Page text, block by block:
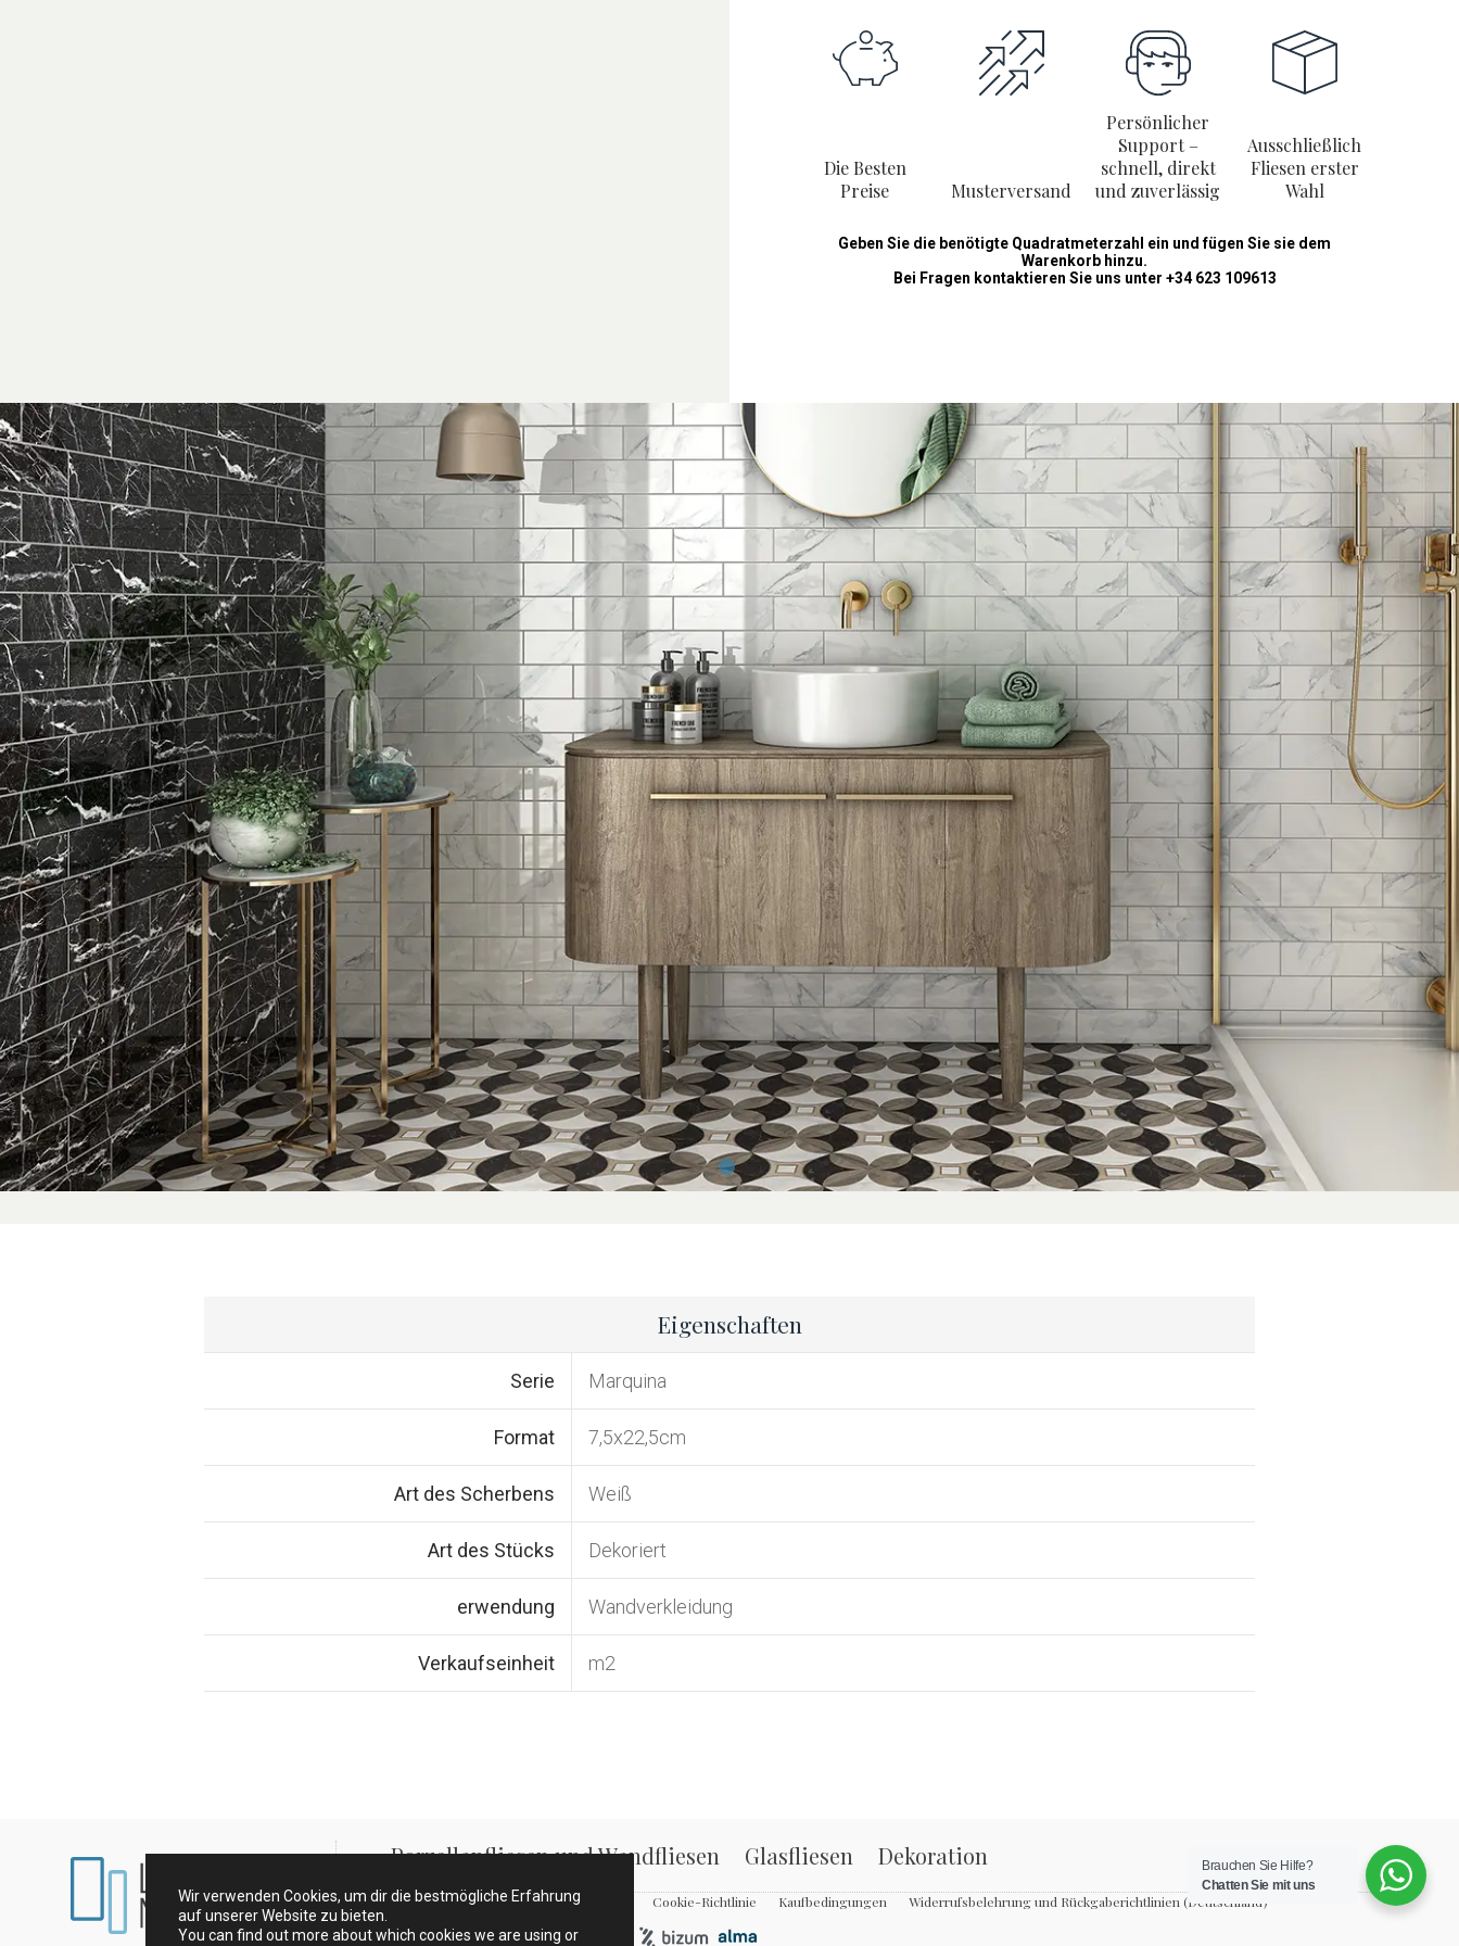
Die Besten
Preise
Musterversand
Persönlicher
Support –
schnell, direkt
und zuverlässig
Ausschließlich
Fliesen erster
Wahl
Geben Sie die benötigte Quadratmeterzahl ein und fügen Sie sie dem
Warenkorb hinzu.
Bei Fragen kontaktieren Sie uns unter +34 623 109613
Eigenschaften
Serie Marquina
Format 7,5x22,5cm
Art des Scherbens Weiß
Art des Stücks Dekoriert
erwendung Wandverkleidung
Verkaufseinheit m2
Porzellanfliesen und Wandfliesen Glasfliesen Dekoration
Impressum und Nutzungsbedingungen Cookie-Richtlinie Kaufbedingungen Widerrufsbelehrung und Rückgaberichtlinien (Deutschland)
Wir verwenden Cookies, um dir die bestmögliche Erfahrung
auf unserer Website zu bieten.
You can find out more about which cookies we are using or
Brauchen Sie Hilfe?
Chatten Sie mit uns